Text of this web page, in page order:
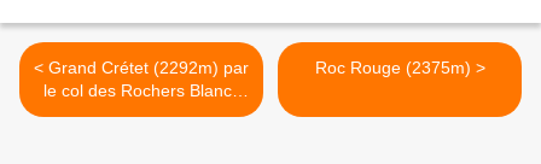
< Grand Crétet (2292m) par
le col des Rochers Blancs
(2250m)
Roc Rouge (2375m) >